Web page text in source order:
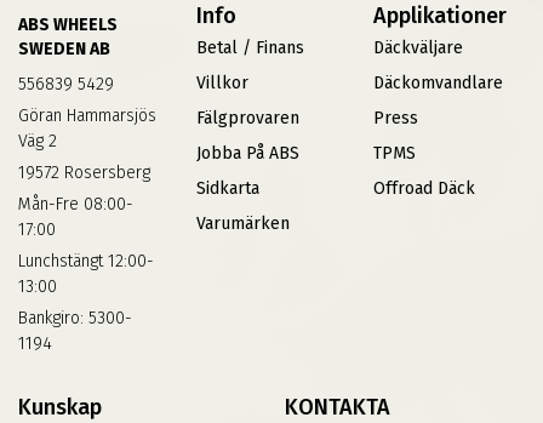
ABS WHEELS
SWEDEN AB
556839 5429
Göran Hammarsjös
Väg 2
19572 Rosersberg
Mån-Fre 08:00-
17:00
Lunchstängt 12:00-
13:00
Bankgiro: 5300-
1194
Info
Betal / Finans
Villkor
Fälgprovaren
Jobba På ABS
Sidkarta
Varumärken
Applikationer
Däckväljare
Däckomvandlare
Press
TPMS
Offroad Däck
Kunskap KONTAKTA